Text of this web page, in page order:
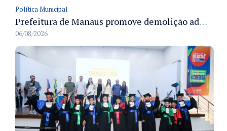
Política Municipal
Prefeitura de Manaus promove demolição administrativa de cinco estruturas que ocupavam calçada pública
06/08/2026